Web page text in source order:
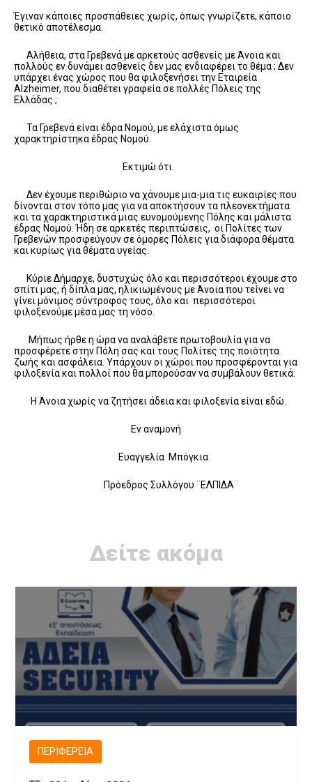
Έγιναν κάποιες προσπάθειες χωρίς, όπως γνωρίζετε, κάποιο
θετικό αποτέλεσμα.
Αλήθεια, στα Γρεβενά με αρκετούς ασθενείς με Άνοια και
πολλούς εν δυνάμει ασθενείς δεν μας ενδιαφέρει το θέμα ; Δεν
υπάρχει ένας χώρος που θα φιλοξενήσει την Εταιρεία
Alzheimer, που διαθέτει γραφεία σε πολλές Πόλεις της
Ελλάδας ;
Τα Γρεβενά είναι έδρα Νομού, με ελάχιστα όμως
χαρακτηρίστηκα έδρας Νομού.
Εκτιμώ ότι
Δεν έχουμε περιθώριο να χάνουμε μια-μια τις ευκαιρίες που
δίνονται στον τόπο μας για να αποκτήσουν τα πλεονεκτήματα
και τα χαρακτηριστικά μιας ευνομούμενης Πόλης και μάλιστα
έδρας Νομού. Ήδη σε αρκετές περιπτώσεις, οι Πολίτες των
Γρεβενών προσφεύγουν σε όμορες Πόλεις για διάφορα θέματα
και κυρίως για θέματα υγείας.
Κύριε Δήμαρχε, δυστυχώς όλο και περισσότεροι έχουμε στο
σπίτι μας, ή δίπλα μας, ηλικιωμένους με Άνοια που τείνει να
γίνει μόνιμος σύντροφος τους, όλο και περισσότεροι
φιλοξενούμε μέσα μας τη νόσο.
Μήπως ήρθε η ώρα να αναλάβετε πρωτοβουλία για να
προσφέρετε στην Πόλη σας και τους Πολίτες της ποιότητα
ζωής και ασφάλεια. Υπάρχουν οι χώροι που προσφέρονται για
φιλοξενία και πολλοί που θα μπορούσαν να συμβάλουν θετικά.
Η Άνοια χωρίς να ζητήσει άδεια και φιλοξενία είναι εδώ.
Εν αναμονή
Ευαγγελία Μπόγκια
Πρόεδρος Συλλόγου ¨ΕΛΠΙΔΑ¨
Δείτε ακόμα
ΠΕΡΙΦΈΡΕΙΑ